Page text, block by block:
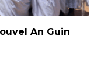
An Guin